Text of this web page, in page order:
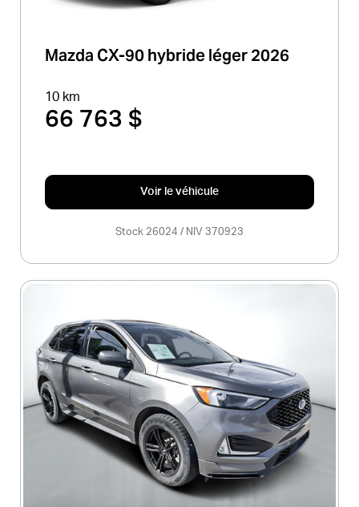
Mazda CX-90 hybride léger 2026
10 km
66 763 $
Voir le véhicule
Stock 26024 / NIV 370923